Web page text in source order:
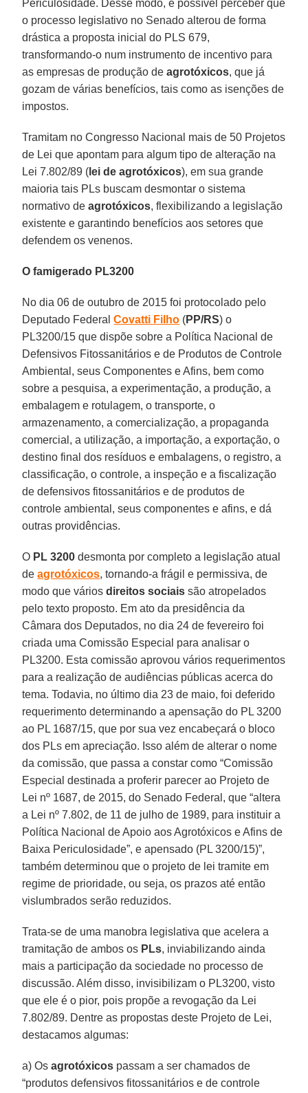
Periculosidade. Desse modo, é possível perceber que
o processo legislativo no Senado alterou de forma
drástica a proposta inicial do PLS 679,
transformando-o num instrumento de incentivo para
as empresas de produção deagrotóxicos, que já
gozam de várias benefícios, tais como as isenções de
impostos.
Tramitam no Congresso Nacional mais de 50 Projetos
de Lei que apontam para algum tipo de alteração na
Lei 7.802/89 ( lei de agrotóxicos), em sua grande
maioria tais PLs buscam desmontar o sistema
normativo deagrotóxicos, flexibilizando a legislação
existente e garantindo benefícios aos setores que
defendem os venenos.
O famigerado PL3200
No dia 06 de outubro de 2015 foi protocolado pelo
Deputado FederalCovatti Filho (PP/RS) o
PL3200/15 que dispõe sobre a Política Nacional de
Defensivos Fitossanitários e de Produtos de Controle
Ambiental, seus Componentes e Afins, bem como
sobre a pesquisa, a experimentação, a produção, a
embalagem e rotulagem, o transporte, o
armazenamento, a comercialização, a propaganda
comercial, a utilização, a importação, a exportação, o
destino final dos resíduos e embalagens, o registro, a
classificação, o controle, a inspeção e a fiscalização
de defensivos fitossanitários e de produtos de
controle ambiental, seus componentes e afins, e dá
outras providências.
O PL 3200 desmonta por completo a legislação atual
deagrotóxicos, tornando-a frágil e permissiva, de
modo que váriosdireitos sociais são atropelados
pelo texto proposto. Em ato da presidência da
Câmara dos Deputados, no dia 24 de fevereiro foi
criada uma Comissão Especial para analisar o
PL3200. Esta comissão aprovou vários requerimentos
para a realização de audiências públicas acerca do
tema. Todavia, no último dia 23 de maio, foi deferido
requerimento determinando a apensação do PL 3200
ao PL 1687/15, que por sua vez encabeçará o bloco
dos PLs em apreciação. Isso além de alterar o nome
da comissão, que passa a constar como “Comissão
Especial destinada a proferir parecer ao Projeto de
Lei nº 1687, de 2015, do Senado Federal, que “altera
a Lei nº 7.802, de 11 de julho de 1989, para instituir a
Política Nacional de Apoio aos Agrotóxicos e Afins de
Baixa Periculosidade”, e apensado (PL 3200/15)”,
também determinou que o projeto de lei tramite em
regime de prioridade, ou seja, os prazos até então
vislumbrados serão reduzidos.
Trata-se de uma manobra legislativa que acelera a
tramitação de ambos os PLs, inviabilizando ainda
mais a participação da sociedade no processo de
discussão. Além disso, invisibilizam o PL3200, visto
que ele é o pior, pois propõe a revogação da Lei
7.802/89. Dentre as propostas deste Projeto de Lei,
destacamos algumas:
a) Osagrotóxicos passam a ser chamados de
“produtos defensivos fitossanitários e de controle